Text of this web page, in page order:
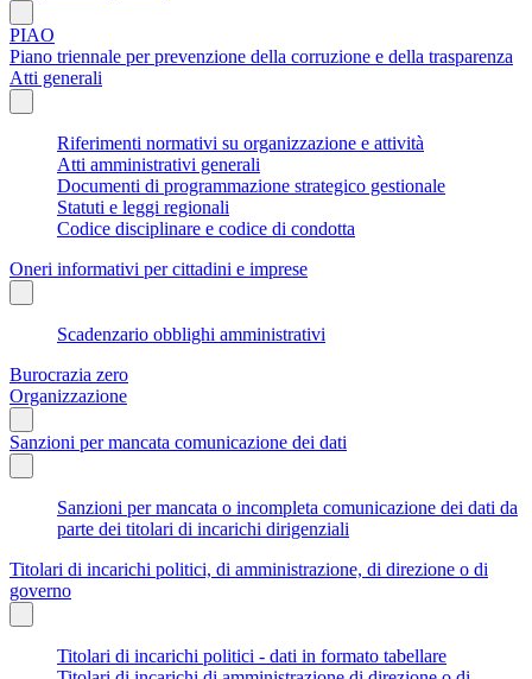
PIAO
Piano triennale per prevenzione della corruzione e della trasparenza
Atti generali
Riferimenti normativi su organizzazione e attività
Atti amministrativi generali
Documenti di programmazione strategico gestionale
Statuti e leggi regionali
Codice disciplinare e codice di condotta
Oneri informativi per cittadini e imprese
Scadenzario obblighi amministrativi
Burocrazia zero
Organizzazione
Sanzioni per mancata comunicazione dei dati
Sanzioni per mancata o incompleta comunicazione dei dati da
parte dei titolari di incarichi dirigenziali
Titolari di incarichi politici, di amministrazione, di direzione o di
governo
Titolari di incarichi politici - dati in formato tabellare